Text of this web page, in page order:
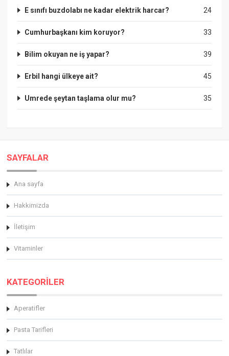
24
E sınıfı buzdolabı ne kadar elektrik harcar?
33
Cumhurbaşkanı kim koruyor?
39
Bilim okuyan ne iş yapar?
45
Erbil hangi ülkeye ait?
35
Umrede şeytan taşlama olur mu?
SAYFALAR
Ana sayfa
Hakkimizda
İletişim
Vitaminler
KATEGORİLER
Aperatifler
Pasta Tarifleri
Tatlılar